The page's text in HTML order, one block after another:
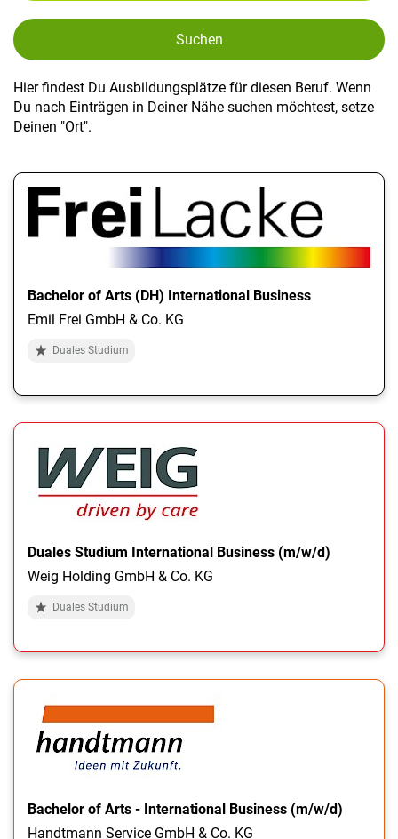
Suchen
Hier findest Du Ausbildungsplätze für diesen Beruf. Wenn
Du nach Einträgen in Deiner Nähe suchen möchtest, setze
Deinen "Ort".
Bachelor of Arts (DH) International Business
Emil Frei GmbH & Co. KG
Duales Studium
Duales Studium International Business (m/w/d)
Weig Holding GmbH & Co. KG
Duales Studium
Bachelor of Arts - International Business (m/w/d)
Handtmann Service GmbH & Co. KG